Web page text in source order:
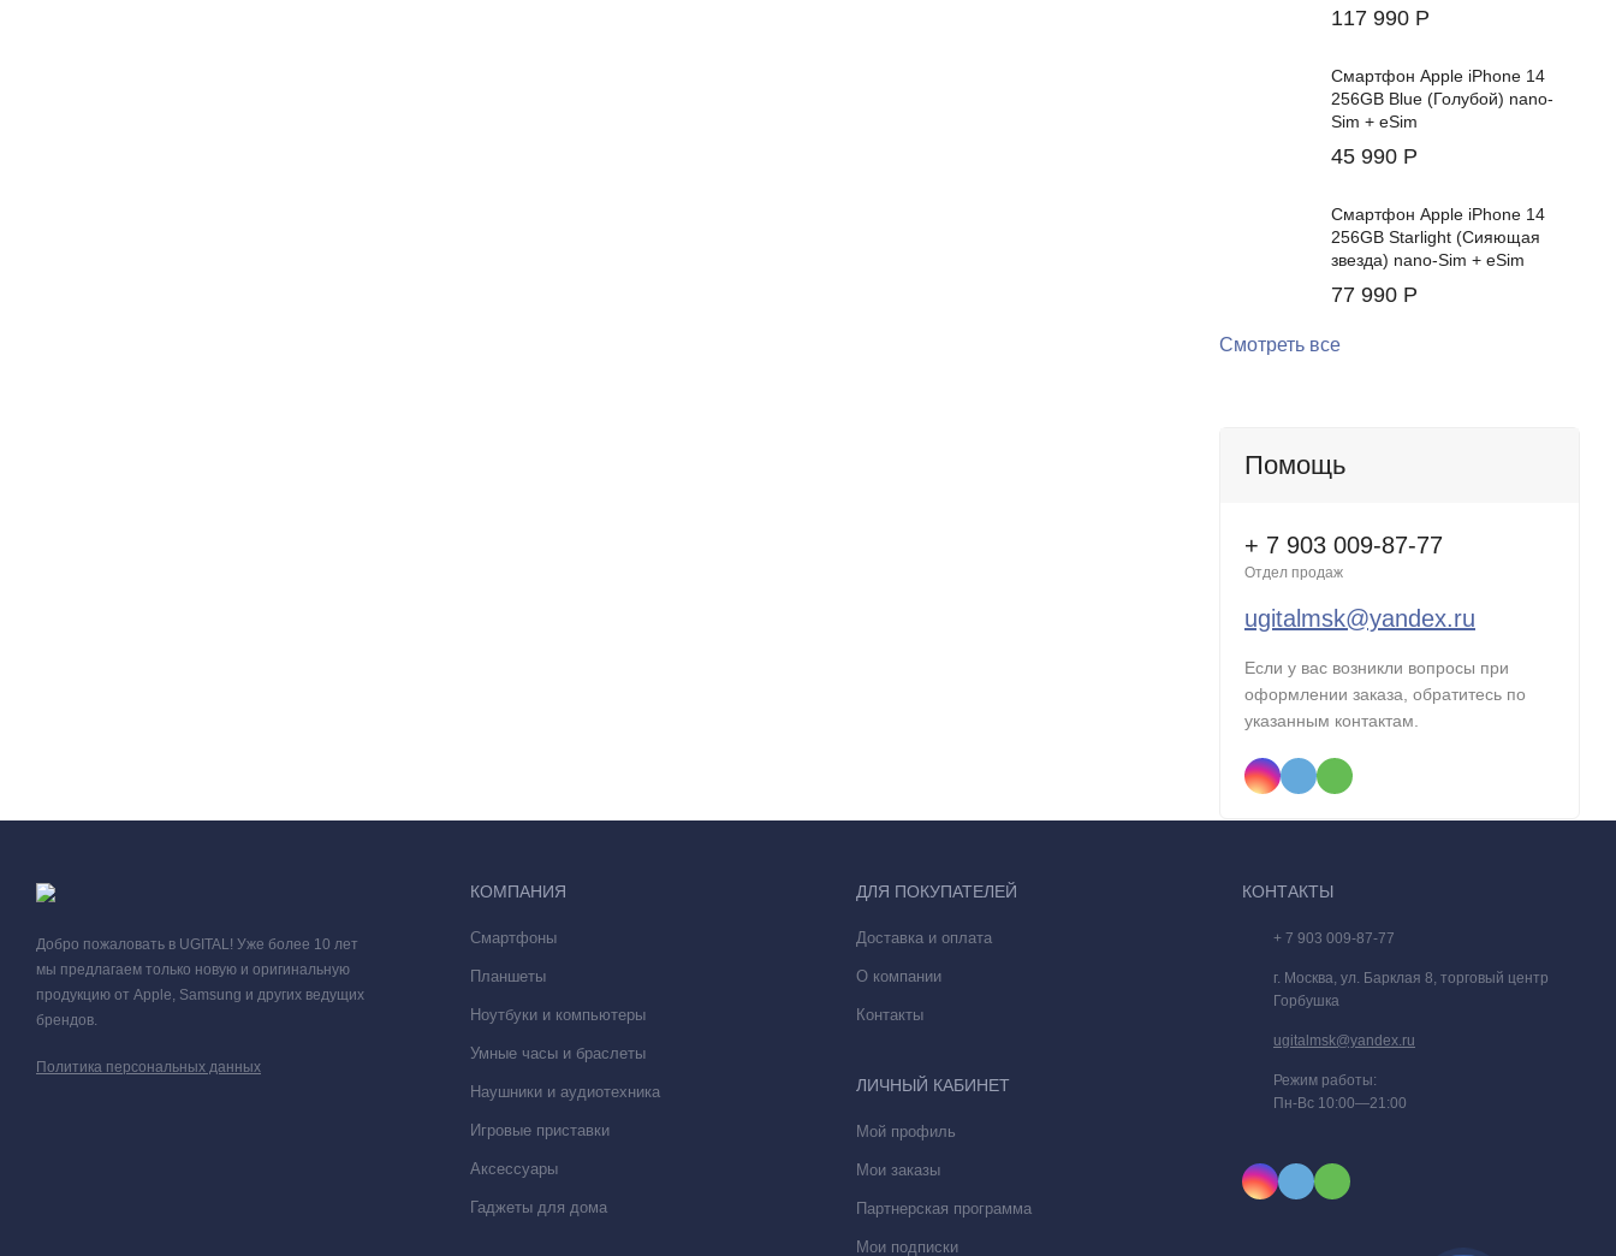
Новый iPad 11 сочетает в себе стильный дизайн, яркие цвета и потрясающий 11-дюймовый дисплей Liquid Retina. Благодаря технологии
117 990 Р
Смартфон Apple iPhone 14
256GB Blue (Голубой) nano-
Sim + eSim
45 990 Р
Смартфон Apple iPhone 14
256GB Starlight (Сияющая
звезда) nano-Sim + eSim
77 990 Р
Смотреть все
Помощь
+ 7 903 009-87-77
Отдел продаж
ugitalmsk@yandex.ru
Если у вас возникли вопросы при
оформлении заказа, обратитесь по
указанным контактам.
Добро пожаловать в UGITAL! Уже более 10 лет
мы предлагаем только новую и оригинальную
продукцию от Apple, Samsung и других ведущих
брендов.
Политика персональных данных
КОМПАНИЯ
Смартфоны
Планшеты
Ноутбуки и компьютеры
Умные часы и браслеты
Наушники и аудиотехника
Игровые приставки
Аксессуары
Гаджеты для дома
ДЛЯ ПОКУПАТЕЛЕЙ
Доставка и оплата
О компании
Контакты
ЛИЧНЫЙ КАБИНЕТ
Мой профиль
Мои заказы
Партнерская программа
Мои подписки
КОНТАКТЫ
+ 7 903 009-87-77
г. Москва, ул. Барклая 8, торговый центр
Горбушка
ugitalmsk@yandex.ru
Режим работы:
Пн-Вс 10:00—21:00